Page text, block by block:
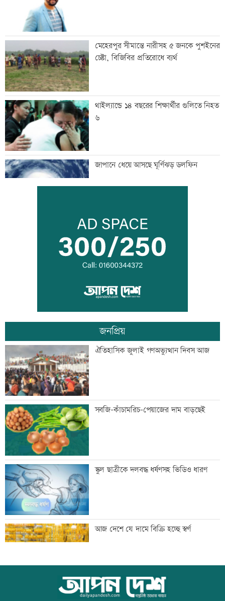
মেহেরপুর সীমান্তে নারীসহ ৫ জনকে পুশইনের
চেষ্টা, বিজিবির প্রতিরোধে ব্যর্থ
থাইল্যান্ডে ১৪ বছরের শিক্ষার্থীর গুলিতে নিহত
৬
জাপানে ধেয়ে আসছে ঘূর্ণিঝড় ডলফিন
কাঁচা মরিচের দাম কমলেও ডিমের দাম
বাড়তি
নারী এশিয়া কাপে সহজ গ্রুপে বাংলাদেশ
বিএনপি নেতাকে লক্ষ্য করে গুলি, সহযোগী
গুলিবিদ্ধ
কর্মক্ষেত্রে দায়িত্ব পালনও ইবাদতের অংশ
শিশুদের সুরক্ষায় ব্যর্থ, মেটাকে সাড়ে ১১
হাজার কোটি টাকা জরিমানা
এক দিনের ব্যবধানে কমলো স্বর্ণের দাম, আজ
থেকেই কার্যকর
বগি লাইনচ্যুত, ঢাকা-ময়মনসিংহ রেল চলাচল
বন্ধ
জনপ্রিয়
ঐতিহাসিক জুলাই গণঅভ্যুত্থান দিবস আজ
সবজি-কাঁচামরিচ-পেয়াজের দাম বাড়ছেই
স্কুল ছাত্রীকে দলবদ্ধ ধর্ষণসহ ভিডিও ধারণ
আজ দেশে যে দামে বিক্রি হচ্ছে স্বর্ণ
আজ বিশ্ব বন্ধু দিবস